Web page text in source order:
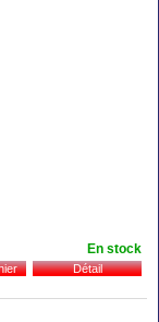
En stock